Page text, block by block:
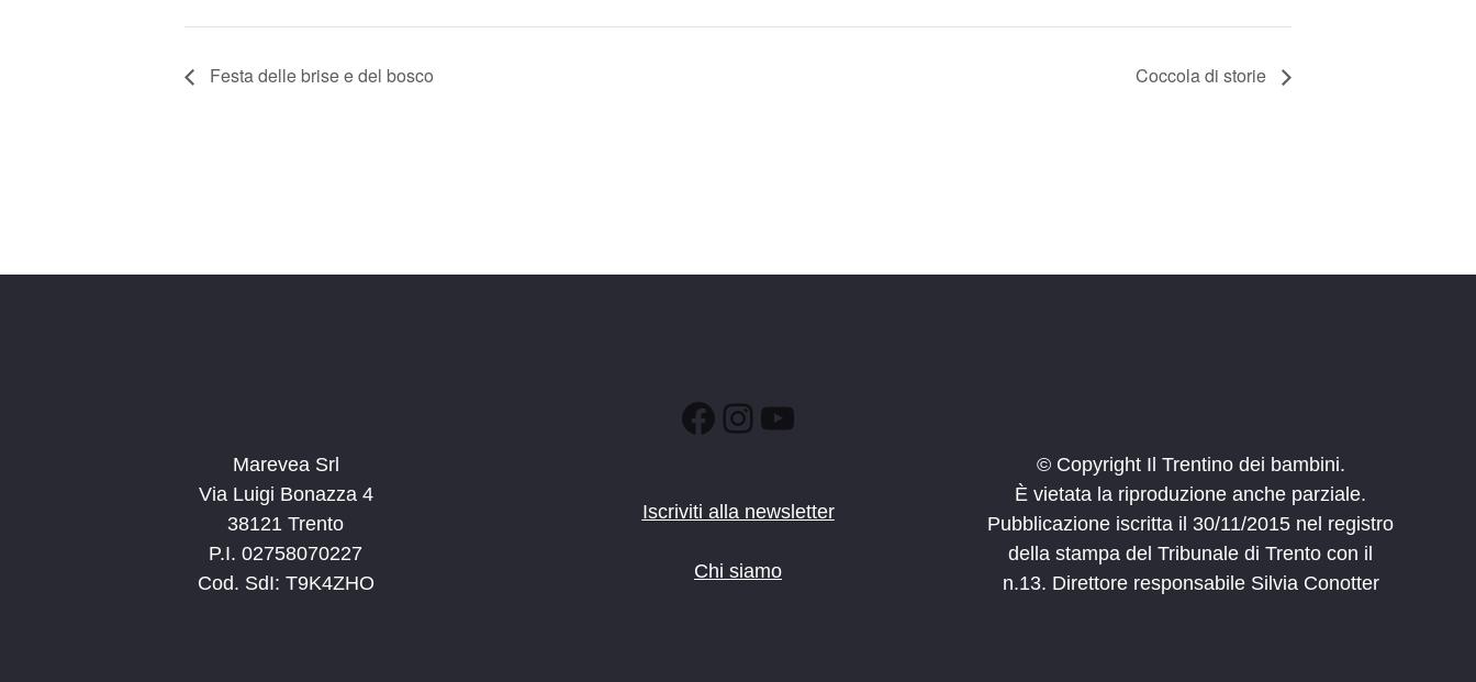
Festa delle brise e del bosco Coccola di storie
Marevea Srl
Via Luigi Bonazza 4
38121 Trento
P.I. 02758070227
Cod. SdI: T9K4ZHO
Facebook
Instagram
YouTube
Iscriviti alla newsletter
Chi siamo
© Copyright Il Trentino dei bambini.
È vietata la riproduzione anche parziale.
Pubblicazione iscritta il 30/11/2015 nel registro
della stampa del Tribunale di Trento con il
n.13. Direttore responsabile Silvia Conotter